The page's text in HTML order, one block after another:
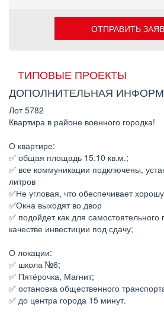
ОТПРАВИТЬ
ТИПОВЫЕ ПРОЕКТЫ
ДОПОЛНИТЕЛЬНАЯ
Лот 5782
Квартира в районе военного городка!
О квартире:
✅ общая площадь 15.10 кв.м.;
✅ все коммуникации подключены,
литров
✅Не угловая, что обеспечивает
✅Окна выходят во двор
✅ подойдет как для
качестве инвестиции под сдачу;
О локации:
✅ школа №6;
✅ Пятёрочка, Магнит;
✅ остановка общественного
✅ до центра города 15 минут.